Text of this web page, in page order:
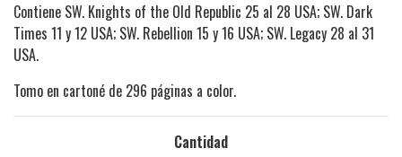
Contiene SW. Knights of the Old Republic 25 al 28 USA; SW. Dark
Times 11 y 12 USA; SW. Rebellion 15 y 16 USA; SW. Legacy 28 al 31
USA.
Tomo en cartoné de 296 páginas a color.
Cantidad